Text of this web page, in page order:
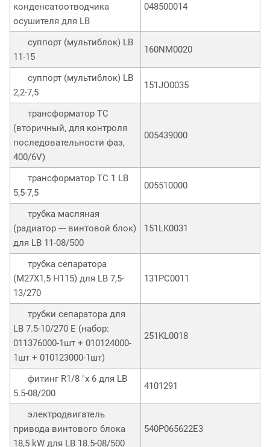
конденсатоотводчика
осушителя для LB
048500014
суппорт (мультиблок) LB
11-15
160NM0020
суппорт (мультиблок) LB
2,2-7,5
151JO0035
трансформатор TC
(вторичный, для контроля
последовательности фаз,
400/6V)
005439000
трансформатор ТС 1 LB
5,5-7,5
005510000
трубка масляная
(радиатор --- винтовой блок)
для LB 11-08/500
151LK0031
трубка сепаратора
(M27X1,5 H115) для LB 7,5-
13/270
131PC0011
трубки сепаратора для
LB 7.5-10/270 E (набор:
011376000-1шт + 010124000-
1шт + 010123000-1шт)
251KL0018
фитинг R1/8 "x 6 для LB
5.5-08/200
4101291
электродвигатель
привода винтового блока
18,5 kW для LB 18.5-08/500
540P065622E3